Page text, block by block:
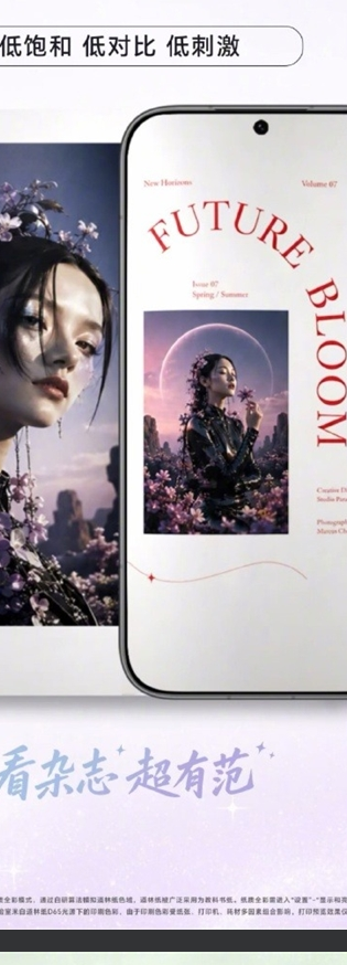
使用社交账号登录即表示同意